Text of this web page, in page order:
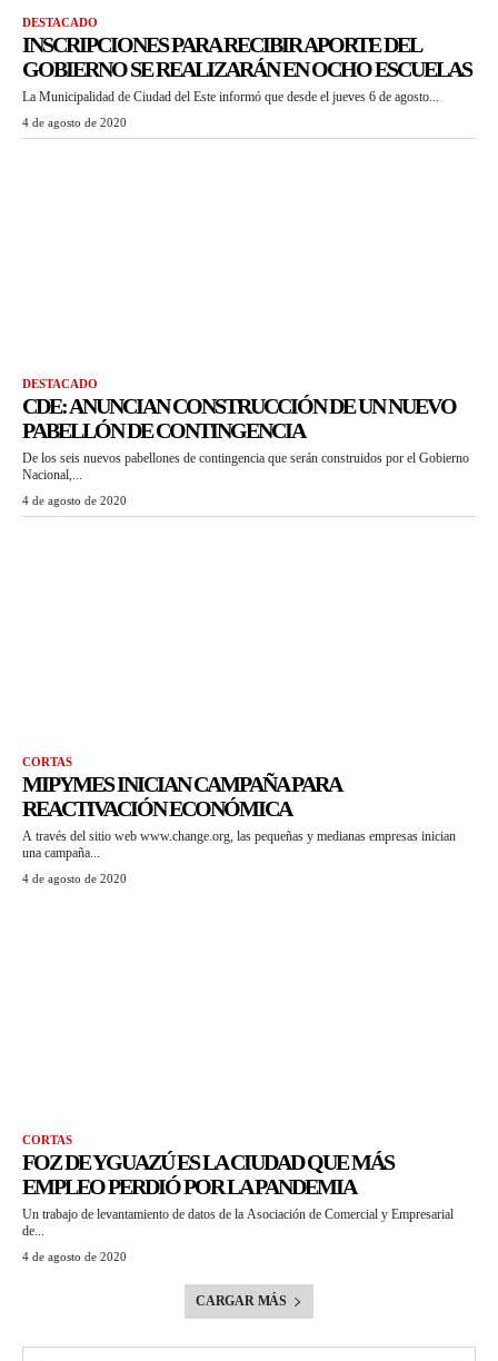
DESTACADO
INSCRIPCIONES PARA RECIBIR APORTE DEL
GOBIERNO SE REALIZARÁN EN OCHO ESCUELAS
La Municipalidad de Ciudad del Este informó que desde el jueves 6 de agosto...
4 de agosto de 2020
DESTACADO
CDE: ANUNCIAN CONSTRUCCIÓN DE UN NUEVO
PABELLÓN DE CONTINGENCIA
De los seis nuevos pabellones de contingencia que serán construidos por el Gobierno
Nacional,...
4 de agosto de 2020
CORTAS
MIPYMES INICIAN CAMPAÑA PARA
REACTIVACIÓN ECONÓMICA
A través del sitio web www.change.org, las pequeñas y medianas empresas inician
una campaña...
4 de agosto de 2020
CORTAS
FOZ DE YGUAZÚ ES LA CIUDAD QUE MÁS
EMPLEO PERDIÓ POR LA PANDEMIA
Un trabajo de levantamiento de datos de la Asociación de Comercial y Empresarial
de...
4 de agosto de 2020
CARGAR MÁS